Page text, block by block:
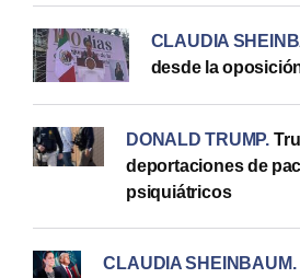
CLAUDIA
desde la
DONALD TRUMP.
deportaciones de
psiquiátricos
CLAUDIA SHEINBAUM.